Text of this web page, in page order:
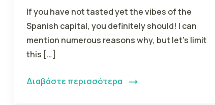
If you have not tasted yet the vibes of the
Spanish capital, you definitely should! I can
mention numerous reasons why, but let’s limit
this […]
Διαβάστε περισσότερα